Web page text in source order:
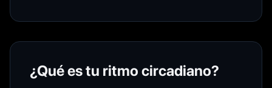
¿Qué es tu ritmo circadiano?